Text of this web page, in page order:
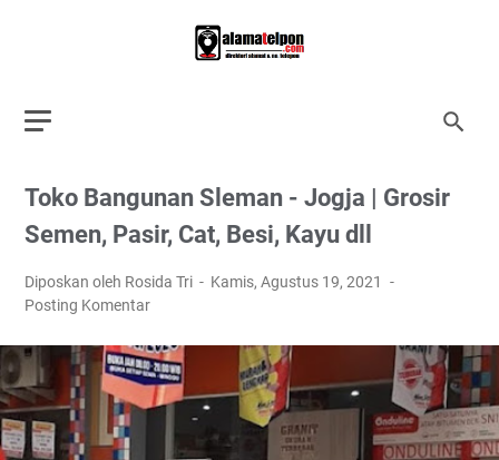
Toko Bangunan Sleman - Jogja | Grosir
Semen, Pasir, Cat, Besi, Kayu dll
Diposkan oleh Rosida Tri
Kamis, Agustus 19, 2021
Posting Komentar